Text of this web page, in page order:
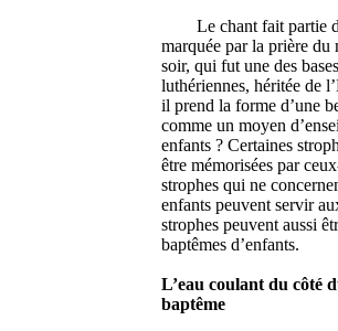
Le chant fait partie
marquée par la prière du
soir, qui fut une des
luthériennes, héritée de
il prend la forme d’une
comme un moyen
enfants ? Certaines
être mémorisées par
strophes qui ne
enfants peuvent servir
strophes peuvent aussi
baptêmes d’enfants.
L’eau coulant du côté
baptême